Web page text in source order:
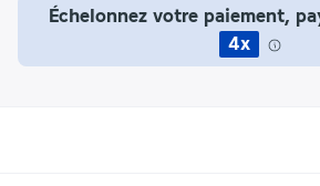
Échelonnez votre paiement,
4x